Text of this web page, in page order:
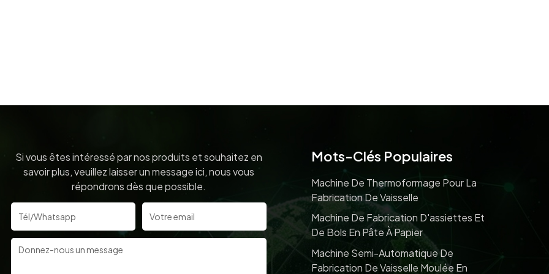
Si vous êtes intéressé par nos produits et souhaitez en
savoir plus, veuillez laisser un message ici, nous vous
répondrons dès que possible.
Mots-Clés Populaires
Machine De Thermoformage Pour La
Fabrication De Vaisselle
Machine De Fabrication D'assiettes Et
De Bols En Pâte À Papier
Machine Semi-Automatique De
Fabrication De Vaisselle Moulée En